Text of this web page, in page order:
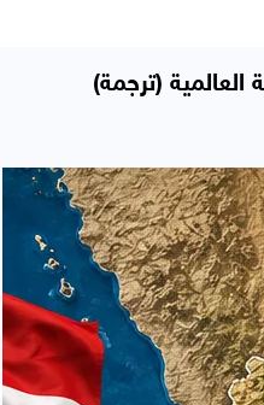
(ترجمة)